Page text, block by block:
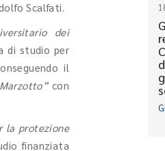
Scalfati.
dei
di studio per
il
con
la protezione
finanziata